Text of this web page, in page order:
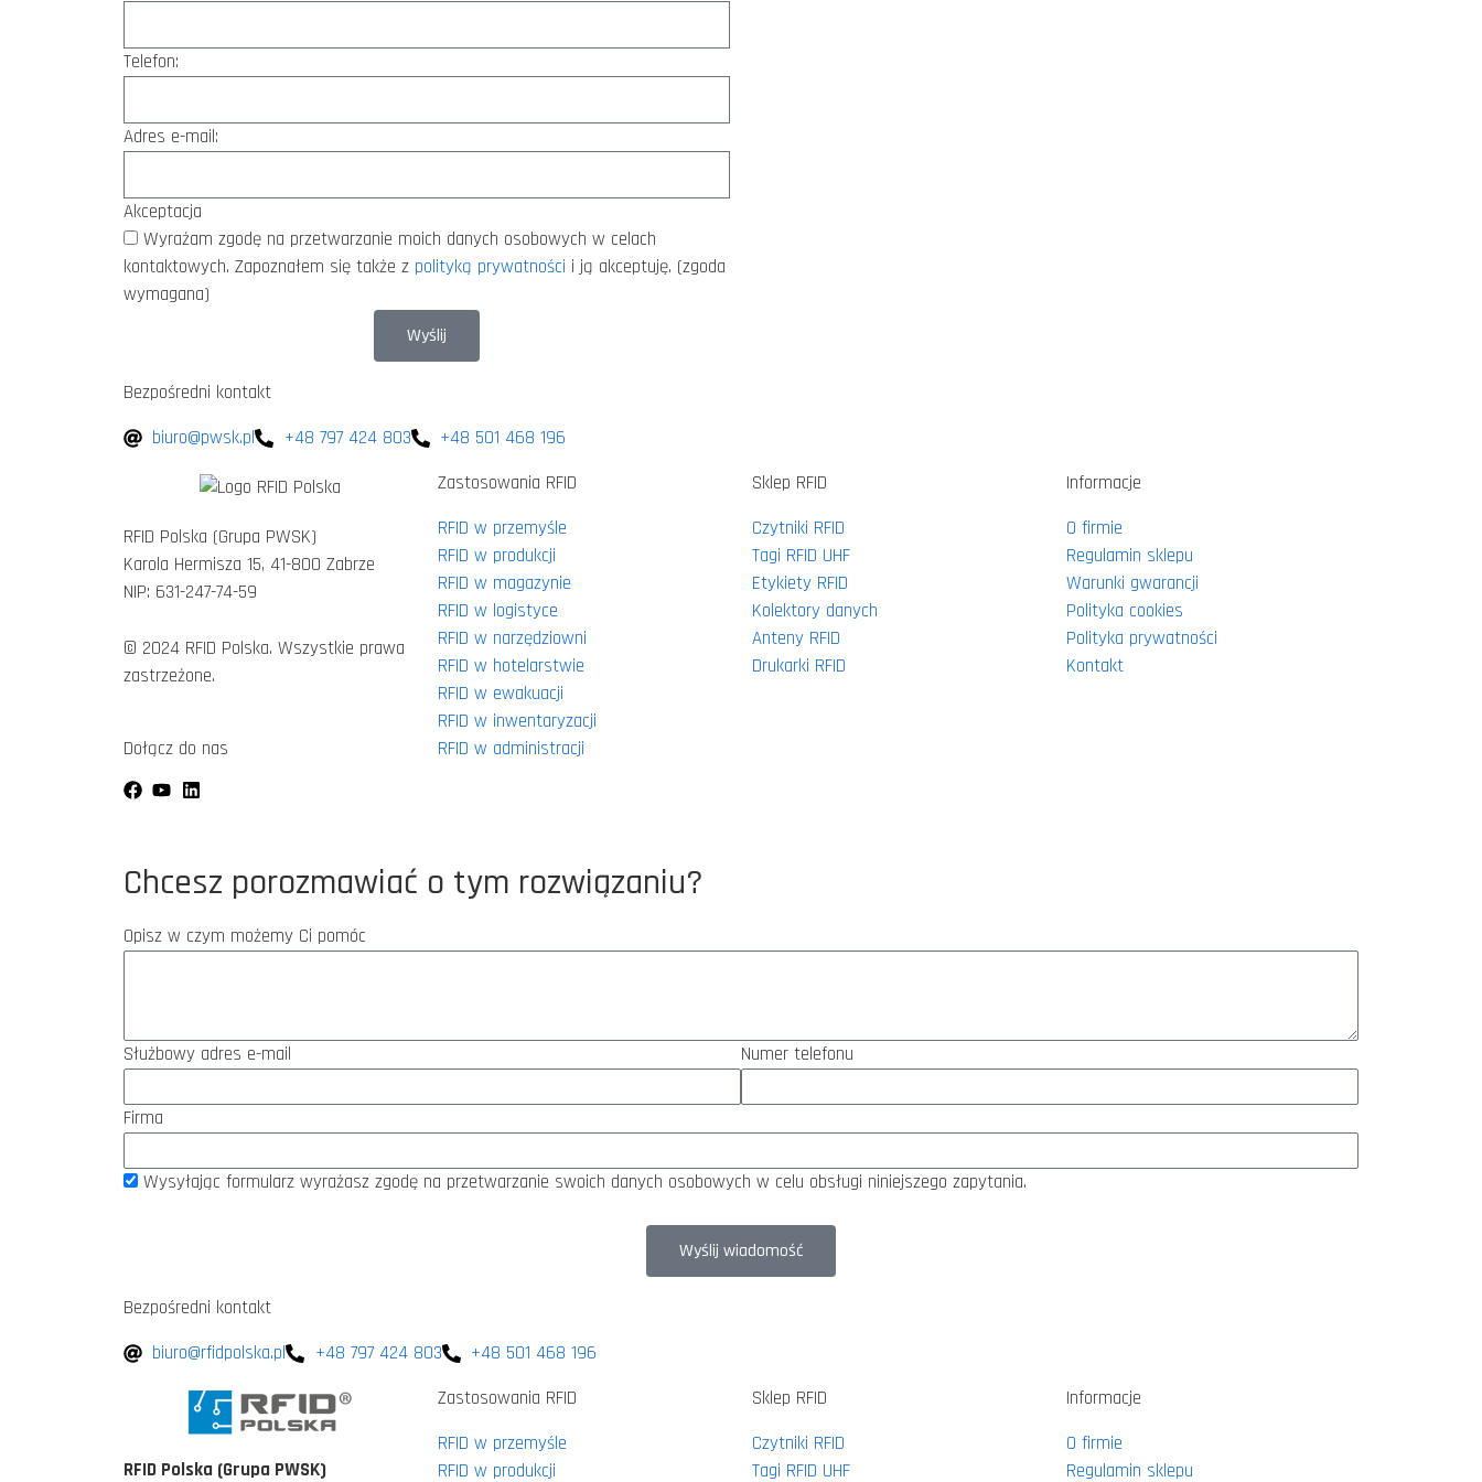
Telefon:
Adres e-mail:
Akceptacja
Wyrażam zgodę na przetwarzanie moich danych osobowych w celach
kontaktowych. Zapoznałem się także z polityką prywatności i ją akceptuję. (zgoda
wymagana)
Wyślij
Bezpośredni kontakt
biuro@pwsk.pl
+48 797 424 803 +48 501 468 196
RFID Polska (Grupa PWSK)
Karola Hermisza 15, 41-800 Zabrze
NIP: 631-247-74-59
© 2024 RFID Polska. Wszystkie prawa
zastrzeżone.
Dołącz do nas
Zastosowania RFID
RFID w przemyśle
RFID w produkcji
RFID w magazynie
RFID w logistyce
RFID w narzędziowni
RFID w hotelarstwie
RFID w ewakuacji
RFID w inwentaryzacji
RFID w administracji
Sklep RFID
Czytniki RFID
Tagi RFID UHF
Etykiety RFID
Kolektory danych
Anteny RFID
Drukarki RFID
Informacje
O firmie
Regulamin sklepu
Warunki gwarancji
Polityka cookies
Polityka prywatności
Kontakt
Chcesz porozmawiać o tym rozwiązaniu?
Opisz w czym możemy Ci pomóc
Służbowy adres e-mail Numer telefonu
Firma
Wysyłając formularz wyrażasz zgodę na przetwarzanie swoich danych osobowych w celu obsługi niniejszego zapytania.
Wyślij wiadomość
Bezpośredni kontakt
biuro@rfidpolska.pl
+48 797 424 803 +48 501 468 196
RFID Polska (Grupa PWSK)
Zastosowania RFID
RFID w przemyśle
RFID w produkcji
Sklep RFID
Czytniki RFID
Tagi RFID UHF
Informacje
O firmie
Regulamin sklepu